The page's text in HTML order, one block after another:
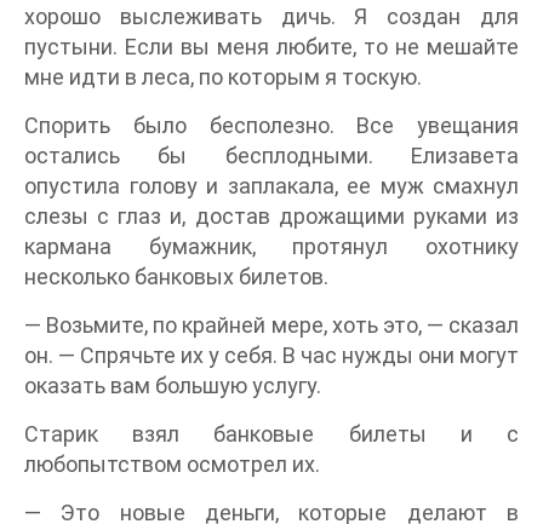
хорошо выслеживать дичь. Я создан для
пустыни. Если вы меня любите, то не мешайте
мне идти в леса, по которым я тоскую.
Спорить было бесполезно. Все увещания
остались бы бесплодными. Елизавета
опустила голову и заплакала, ее муж смахнул
слезы с глаз и, достав дрожащими руками из
кармана бумажник, протянул охотнику
несколько банковых билетов.
— Возьмите, по крайней мере, хоть это, — сказал
он. — Спрячьте их у себя. В час нужды они могут
оказать вам большую услугу.
Старик взял банковые билеты и с
любопытством осмотрел их.
— Это новые деньги, которые делают в